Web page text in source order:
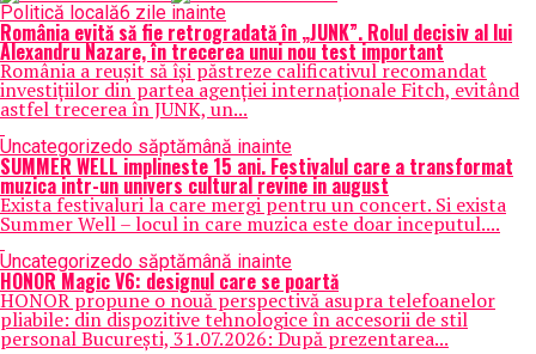
Politică locală6 zile inainte
România evită să fie retrogradată în „JUNK”. Rolul decisiv al lui
Alexandru Nazare, în trecerea unui nou test important
România a reușit să își păstreze calificativul recomandat
investițiilor din partea agenției internaționale Fitch, evitând
astfel trecerea în JUNK, un...
Uncategorizedo săptămână inainte
SUMMER WELL implineste 15 ani. Festivalul care a transformat
muzica intr-un univers cultural revine in august
Exista festivaluri la care mergi pentru un concert. Si exista
Summer Well – locul in care muzica este doar inceputul....
Uncategorizedo săptămână inainte
HONOR Magic V6: designul care se poartă
HONOR propune o nouă perspectivă asupra telefoanelor
pliabile: din dispozitive tehnologice în accesorii de stil
personal București, 31.07.2026: După prezentarea...